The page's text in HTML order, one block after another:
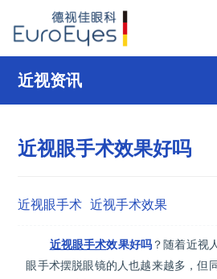
近视资讯
近视眼手术效果好吗
近视眼手术 近视手术效果
近视眼手术效果好吗 ？随着近视
眼手术摆脱眼镜的人也越来越多，但